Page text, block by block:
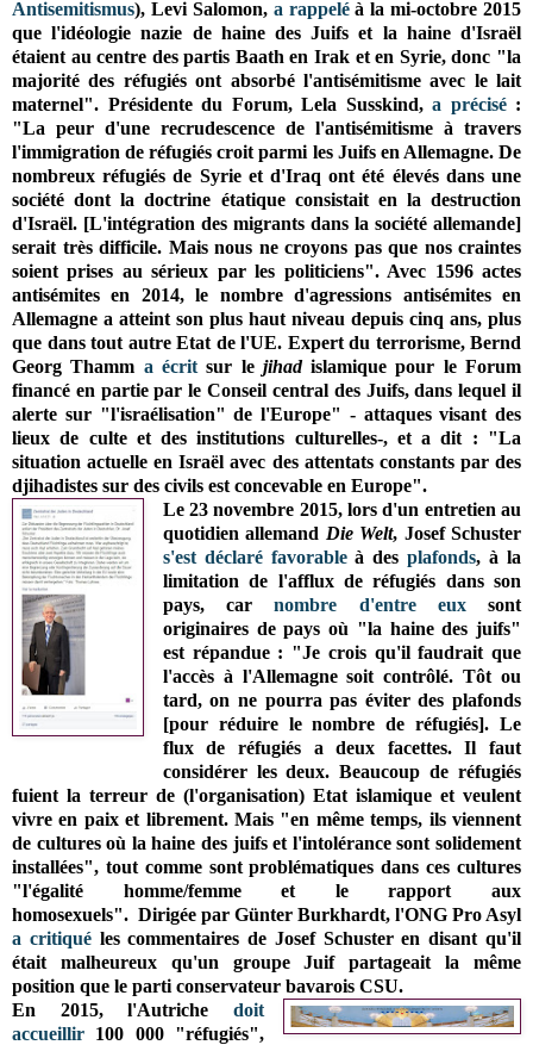
Antisemitismus), Levi Salomon, a rappeléà la mi-octobre 2015
que l'idéologie nazie de haine des Juifs et la haine d'Israël
étaient au centre des partis Baath en Irak et en Syrie, donc "la
majorité des réfugiés ont absorbé l'antisémitisme avec le lait
maternel". Présidente du Forum,Lela Susskind, a précisé:
"La peur d'une recrudescence de l'antisémitisme à travers
l'immigration de réfugiés croit parmi les Juifs en Allemagne. De
nombreux réfugiés de Syrie et d'Iraq ont été élevés dans une
société dont la doctrine étatique consistait en la destruction
d'Israël. [L'intégration des migrants dans la société allemande]
serait très difficile. Mais nous ne croyons pas que nos craintes
soient prises au sérieux par les politiciens". Avec 1596 actes
antisémites en 2014, le nombre d'agressions antisémites en
Allemagne a atteint son plus haut niveau depuis cinq ans, plus
que dans tout autre Etat de l'UE. Expert du terrorisme, Bernd
Georg Thamm a écritsur le jihadislamique pour le Forum
financé en partie par le Conseil central des Juifs, dans lequel il
alerte sur "l'israélisation" de l'Europe" - attaques visant des
lieux de culte et des institutions culturelles-, et a dit : "La
situation actuelle en Israël avec des attentats constants par des
djihadistes sur des civils est concevable en Europe".
Le 23 novembre 2015, lors d'un entretien au
quotidien allemand Die Welt, Josef Schuster
s'est déclaré favorableà desplafonds, à la
limitation de l'afflux de réfugiés dans son
pays, carnombre d'entre euxsont
originaires de pays où "la haine des juifs"
est répandue : "Je crois qu'il faudrait que
l'accès à l'Allemagne soit contrôlé. Tôt ou
tard, on ne pourra pas éviter des plafonds
[pour réduire le nombre de réfugiés]. Le
flux de réfugiés a deux facettes. Il faut
considérer les deux. Beaucoup de réfugiés
fuient la terreur de (l'organisation) Etat islamique et veulent
vivre en paix et librement. Mais "en même temps, ils viennent
de cultures où la haine des juifs et l'intolérance sont solidement
installées", tout comme sont problématiques dans ces cultures
"l'égalité homme/femme et le rapport aux
homosexuels". Dirigée par Günter Burkhardt, l'ONG Pro Asyl
a critiquéles commentaires de Josef Schuster en disant qu'il
était malheureux qu'un groupe Juif partageait la même
position que le parti conservateur bavarois CSU.
En 2015, l'Autrichedoit
accueillir 100 000 "réfugiés",